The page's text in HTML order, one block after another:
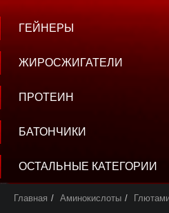
ГЕЙНЕРЫ
ЖИРОСЖИГАТЕЛИ
ПРОТЕИН
БАТОНЧИКИ
ОСТАЛЬНЫЕ КАТЕГОРИИ
Главная Аминокислоты